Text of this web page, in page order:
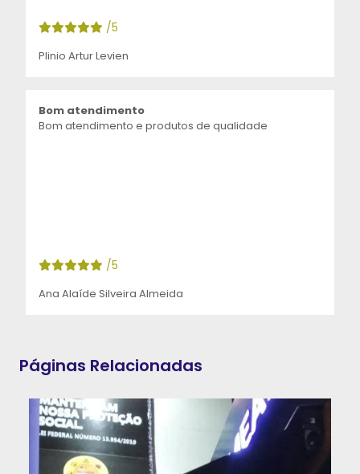
/5
Plinio Artur Levien
Bom atendimento
Bom atendimento e produtos de qualidade
/5
Ana Alaíde Silveira Almeida
Páginas Relacionadas